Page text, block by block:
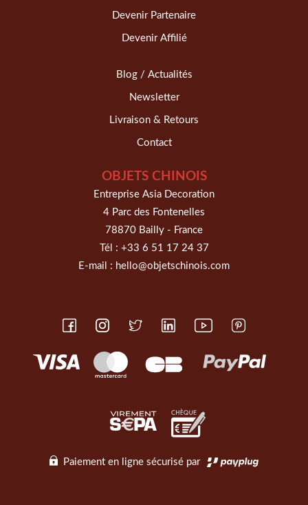
Devenir Partenaire
Devenir Affilié
Blog / Actualités
Newsletter
Livraison & Retours
Contact
OBJETS CHINOIS
Entreprise Asia Decoration
4 Parc des Fontenelles
78870 Bailly - France
Tél : +33 6 51 17 24 37
E-mail : hello@objetschinois.com
Paiement en ligne sécurisé par